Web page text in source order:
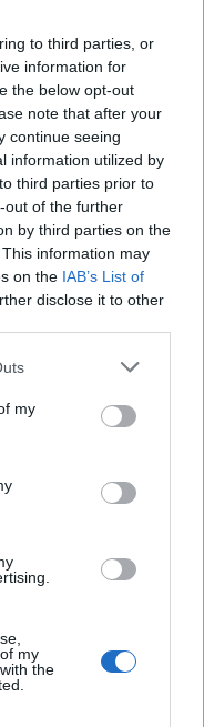
to third parties, or
information for
the below opt-out
note that after your
continue seeing
information utilized by
third parties prior to
out of the further
by third parties on the
information may
on the IAB’s List of
disclose it to other
one or more Google
You may click to
third-party tags to
in below Google
my
my
the